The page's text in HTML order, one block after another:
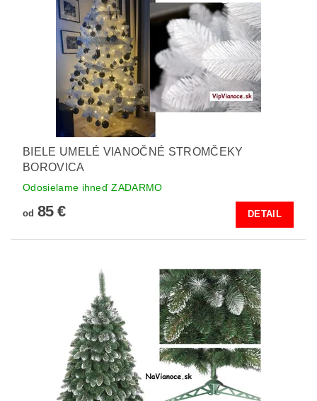
BIELE UMELÉ VIANOČNÉ STROMČEKY
BOROVICA
Odosielame ihneď ZADARMO
od 85 € DETAIL